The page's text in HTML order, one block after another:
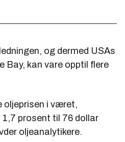
og dermed USAs
Bay, kan vare opptil flere
oljeprisen i været,
prosent til 76 dollar
oljeanalytikere.